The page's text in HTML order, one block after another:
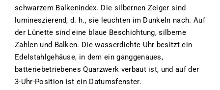
schwarzem Balkenindex. Die silbernen Zeiger sind
lumineszierend, d. h., sie leuchten im Dunkeln nach. Auf
der Lünette sind eine blaue Beschichtung, silberne
Zahlen und Balken. Die wasserdichte Uhr besitzt ein
Edelstahlgehäuse, in dem ein ganggenaues,
batteriebetriebenes Quarzwerk verbaut ist, und auf der
3-Uhr-Position ist ein Datumsfenster.